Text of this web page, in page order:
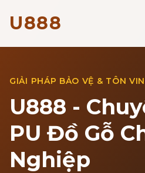
U888
GIẢI PHÁP BẢO VỆ & TÔN
U888 -
PU Đồ Gỗ
Nghiệp